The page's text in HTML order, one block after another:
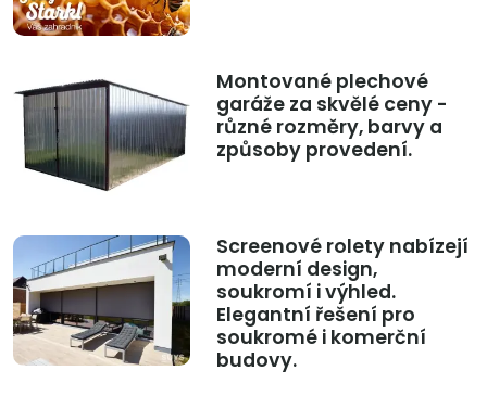
Montované plechové
garáže za skvělé ceny -
různé rozměry, barvy a
způsoby provedení.
Screenové rolety nabízejí
moderní design,
soukromí i výhled.
Elegantní řešení pro
soukromé i komerční
budovy.